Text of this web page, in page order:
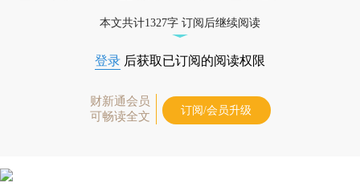
本文共计1327字 订阅后继续阅读
登录 后获取已订阅的阅读权限
财新通会员
可畅读全文
订阅/会员升级